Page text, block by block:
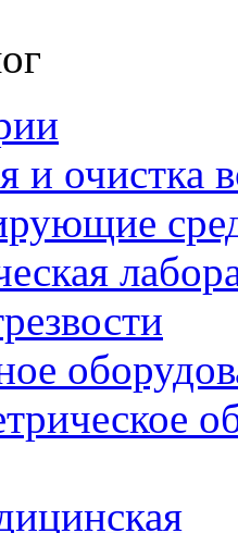
и очистка